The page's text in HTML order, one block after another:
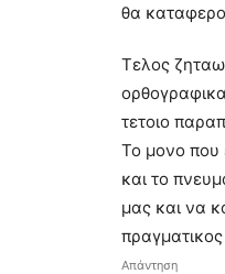
θα
Τελος
τετοιο
Το μονο που
και το
μας και να
Απάντηση